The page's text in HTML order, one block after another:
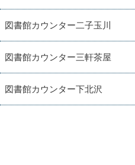
図書館カウンター二子玉川
図書館カウンター三軒茶屋
図書館カウンター下北沢